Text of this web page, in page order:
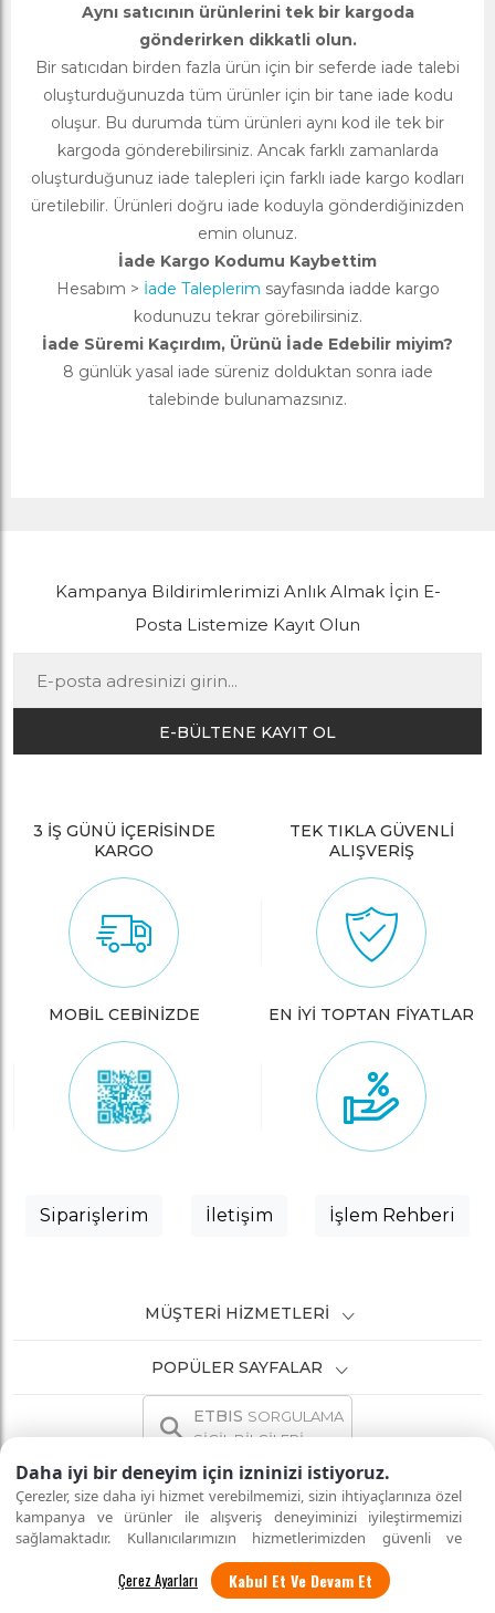
Daha iyi bir deneyim için izninizi istiyoruz.
Çerezler, size daha iyi hizmet verebilmemizi, sizin ihtiyaçlarınıza özel
kampanya ve ürünler ile alışveriş deneyiminizi iyileştirmemizi
sağlamaktadır. Kullanıcılarımızın hizmetlerimizden güvenli ve
eksiksiz şekilde faydalanmalarını sağlamak amacıyla sitemizi
kullanan kişilerin gizliliğini korumayı önemsiyoruz. "Kabul Et"
seçeneği ile tüm çerezleri kabul edebilirsiniz veya "Çerez Ayarları"
Kabul Et Ve Devam Et
Aynı satıcının ürünlerini tek bir kargoda
gönderirken dikkatli olun.
Bir satıcıdan birden fazla ürün için bir seferde iade talebi
oluşturduğunuzda tüm ürünler için bir tane iade kodu
oluşur. Bu durumda tüm ürünleri aynı kod ile tek bir
kargoda gönderebilirsiniz. Ancak farklı zamanlarda
oluşturduğunuz iade talepleri için farklı iade kargo kodları
üretilebilir. Ürünleri doğru iade koduyla gönderdiğinizden
emin olunuz.
İade Kargo Kodumu Kaybettim
Hesabım > İade Taleplerim sayfasında iadde kargo
kodunuzu tekrar görebilirsiniz.
İade Süremi Kaçırdım, Ürünü İade Edebilir miyim?
8 günlük yasal iade süreniz dolduktan sonra iade
talebinde bulunamazsınız.
Kampanya Bildirimlerimizi Anlık Almak İçin E-
Posta Listemize Kayıt Olun
E-BÜLTENE KAYIT OL
3 İŞ GÜNÜ İÇERİSİNDE
KARGO
TEK TIKLA GÜVENLİ
ALIŞVERİŞ
MOBİL CEBİNİZDE EN İYİ TOPTAN FİYATLAR
Siparişlerim İletişim İşlem Rehberi
MÜŞTERI HIZMETLERI
POPÜLER SAYFALAR
ETBIS SORGULAMA
SİCİL BİLGİLERİ
İNTERNETTE GÜVENLİ ALIŞVERİŞ